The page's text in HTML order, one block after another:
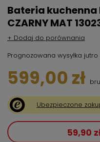
Bateria kuchenna
CZARNY MAT
+ Dodaj do porównania
Prognozowana wysyłka jutro
599,00 zł
Ubezpieczone
59,90